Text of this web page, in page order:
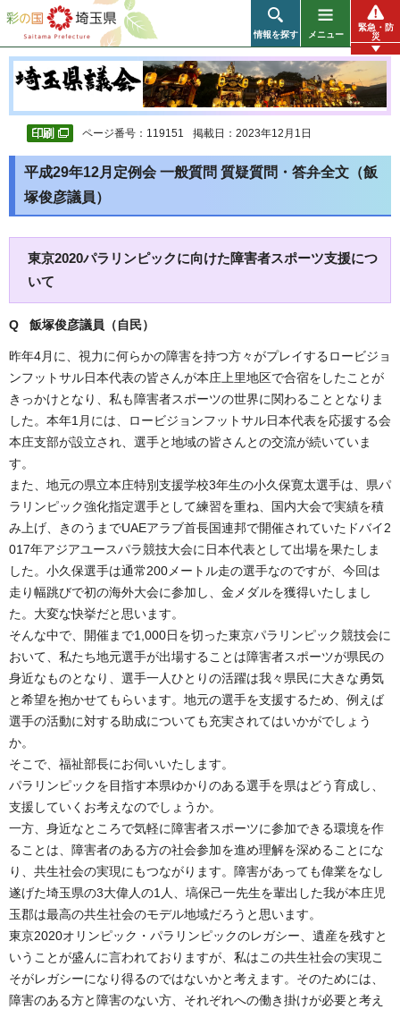
彩の国 埼玉県
情報を探す メニュー
緊急・防
災
ページ番号：119151 掲載日：2023年12月1日
平成29年12月定例会 一般質問 質疑質問・答弁全文（飯
塚俊彦議員）
東京2020パラリンピックに向けた障害者スポーツ支援につ
いて
Q 飯塚俊彦議員（自民）
昨年4月に、視力に何らかの障害を持つ方々がプレイするロービジョ
ンフットサル日本代表の皆さんが本庄上里地区で合宿をしたことが
きっかけとなり、私も障害者スポーツの世界に関わることとなりま
した。本年1月には、ロービジョンフットサル日本代表を応援する会
本庄支部が設立され、選手と地域の皆さんとの交流が続いていま
す。
また、地元の県立本庄特別支援学校3年生の小久保寛太選手は、県パ
ラリンピック強化指定選手として練習を重ね、国内大会で実績を積
み上げ、きのうまでUAEアラブ首長国連邦で開催されていたドバイ2
017年アジアユースパラ競技大会に日本代表として出場を果たしま
した。小久保選手は通常200メートル走の選手なのですが、今回は
走り幅跳びで初の海外大会に参加し、金メダルを獲得いたしまし
た。大変な快挙だと思います。
そんな中で、開催まで1,000日を切った東京パラリンピック競技会に
おいて、私たち地元選手が出場することは障害者スポーツが県民の
身近なものとなり、選手一人ひとりの活躍は我々県民に大きな勇気
と希望を抱かせてもらいます。地元の選手を支援するため、例えば
選手の活動に対する助成についても充実されてはいかがでしょう
か。
そこで、福祉部長にお伺いいたします。
パラリンピックを目指す本県ゆかりのある選手を県はどう育成し、
支援していくお考えなのでしょうか。
一方、身近なところで気軽に障害者スポーツに参加できる環境を作
ることは、障害者のある方の社会参加を進め理解を深めることにな
り、共生社会の実現にもつながります。障害があっても偉業をなし
遂げた埼玉県の3大偉人の1人、塙保己一先生を輩出した我が本庄児
玉郡は最高の共生社会のモデル地域だろうと思います。
東京2020オリンピック・パラリンピックのレガシー、遺産を残すと
いうことが盛んに言われておりますが、私はこの共生社会の実現こ
そがレガシーになり得るのではないかと考えます。そのためには、
障害のある方と障害のない方、それぞれへの働き掛けが必要と考え